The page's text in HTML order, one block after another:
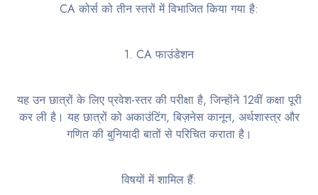
CA कोर्स को तीन स्तरों में विभाजित किया गया है:
1. CA फाउंडेशन
यह उन छात्रों के लिए प्रवेश-स्तर की परीक्षा है, जिन्होंने 12वीं कक्षा पूरी
कर ली है। यह छात्रों को अकाउंटिंग, बिज़नेस कानून, अर्थशास्त्र और
गणित की बुनियादी बातों से परिचित कराता है।
विषयों में शामिल हैं: